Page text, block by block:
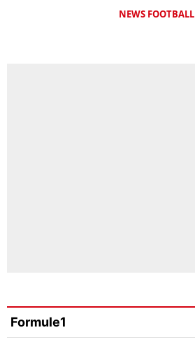
NEWS FOOTBALL
Formule1